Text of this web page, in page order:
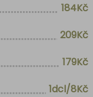
184Kč
209Kč
179Kč
1dcl/8Kč